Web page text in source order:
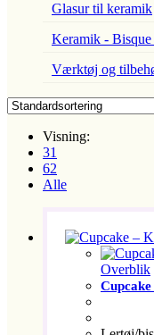
Glasur til keramik
Keramik -
Værktøj og
Visning:
31
62
Alle
Overblik